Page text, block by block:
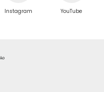
Instagram YouTube